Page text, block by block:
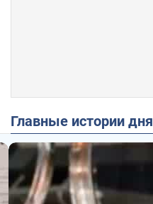
Главные истории дня